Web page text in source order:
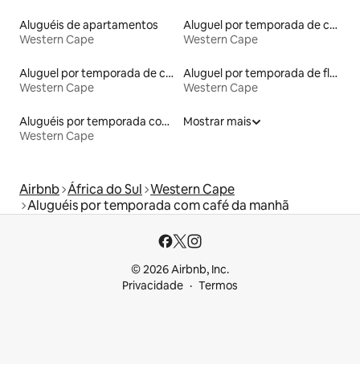
Aluguéis de apartamentos
Western Cape
Aluguel por temporada de casas de veraneio
Western Cape
Aluguel por temporada de casas na terra
Western Cape
Aluguel por temporada de flats
Western Cape
Aluguéis por temporada com banheiro para PCD
Western Cape
Mostrar mais
Airbnb África do Sul Western Cape
Aluguéis por temporada com café da manhã
© 2026 Airbnb, Inc.
Privacidade
Termos